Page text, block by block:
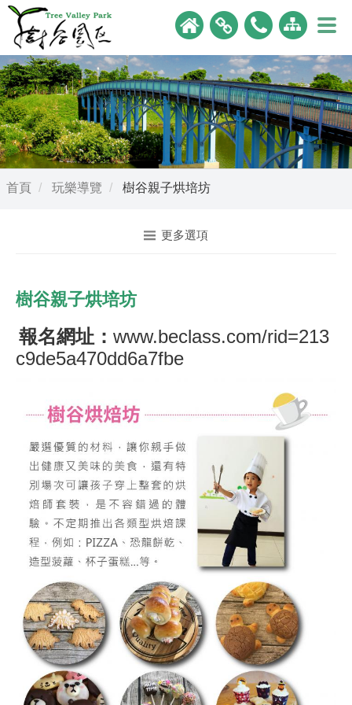
首頁 玩樂導覽 樹谷親子烘培坊
更多選項
樹谷親子烘培坊
報名網址： www.beclass.com/rid=213
c9de5a470dd6a7fbe